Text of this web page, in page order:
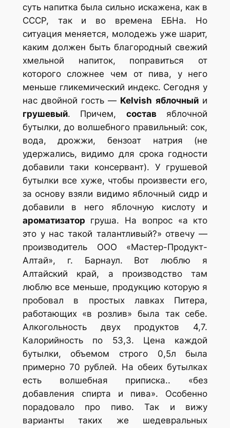
суть напитка была сильно искажена, как в
СССР, так и во времена ЕБНа. Но
ситуация меняется, молодежь уже шарит,
каким должен быть благородный свежий
хмельной напиток, поправиться от
которого сложнее чем от пива, у него
меньше гликемический индекс. Сегодня у
нас двойной гость — Kelvish яблочный и
грушевый. Причем, составяблочной
бутылки, до волшебного правильный: сок,
вода, дрожжи, бензоат натрия (не
удержались, видимо для срока годности
добавили таки консервант). У грушевой
бутылки все хуже, чтобы произвести его,
за основу взяли видимо яблочный сидр и
добавили в него яблочную кислоту и
ароматизатор груша. На вопрос «а кто
это у нас такой талантливый?» отвечу —
производитель ООО «Мастер-Продукт-
Алтай», г. Барнаул. Вот люблю я
Алтайский край, а производство там
люблю все меньше, продукцию которую я
пробовал в простых лавках Питера,
работающих «в розлив» была так себе.
Алкогольность двух продуктов 4,7.
Калорийность по 53,3. Цена каждой
бутылки, объемом строго 0,5л была
примерно 70 рублей. На обеих бутылках
есть волшебная приписка.. «без
добавления спирта и пива». Особенно
порадовало про пиво. Так и вижу
варианты таких же шедевральных